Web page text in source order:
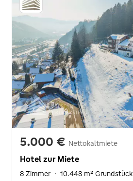
5.000 € Nettokaltmiete
Hotel zur Miete
8 Zimmer · 10.448 m² Grundstück